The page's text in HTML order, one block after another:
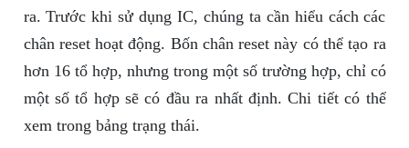
ra. Trước khi sử dụng IC, chúng ta cần hiểu cách các
chân reset hoạt động. Bốn chân reset này có thể tạo ra
hơn 16 tổ hợp, nhưng trong một số trường hợp, chỉ có
một số tổ hợp sẽ có đầu ra nhất định. Chi tiết có thể
xem trong bảng trạng thái.